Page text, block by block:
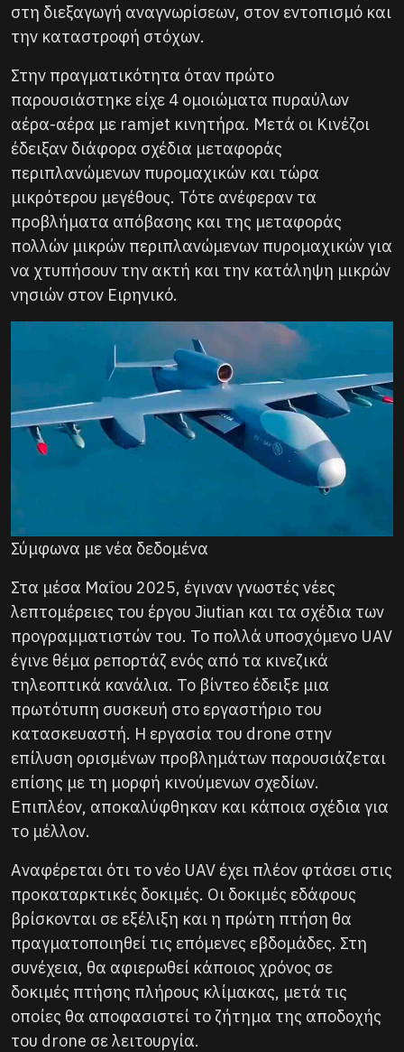
στη διεξαγωγή αναγνωρίσεων, στον εντοπισμό και
την καταστροφή στόχων.
Στην πραγματικότητα όταν πρώτο
παρουσιάστηκε είχε 4 ομοιώματα πυραύλων
αέρα-αέρα με ramjet κινητήρα. Μετά οι Κινέζοι
έδειξαν διάφορα σχέδια μεταφοράς
περιπλανώμενων πυρομαχικών και τώρα
μικρότερου μεγέθους. Τότε ανέφεραν τα
προβλήματα απόβασης και της μεταφοράς
πολλών μικρών περιπλανώμενων πυρομαχικών για
να χτυπήσουν την ακτή και την κατάληψη μικρών
νησιών στον Ειρηνικό.
Σύμφωνα με νέα δεδομένα
Στα μέσα Μαΐου 2025, έγιναν γνωστές νέες
λεπτομέρειες του έργου Jiutian και τα σχέδια των
προγραμματιστών του. Το πολλά υποσχόμενο UAV
έγινε θέμα ρεπορτάζ ενός από τα κινεζικά
τηλεοπτικά κανάλια. Το βίντεο έδειξε μια
πρωτότυπη συσκευή στο εργαστήριο του
κατασκευαστή. Η εργασία του drone στην
επίλυση ορισμένων προβλημάτων παρουσιάζεται
επίσης με τη μορφή κινούμενων σχεδίων.
Επιπλέον, αποκαλύφθηκαν και κάποια σχέδια για
το μέλλον.
Αναφέρεται ότι το νέο UAV έχει πλέον φτάσει στις
προκαταρκτικές δοκιμές. Οι δοκιμές εδάφους
βρίσκονται σε εξέλιξη και η πρώτη πτήση θα
πραγματοποιηθεί τις επόμενες εβδομάδες. Στη
συνέχεια, θα αφιερωθεί κάποιος χρόνος σε
δοκιμές πτήσης πλήρους κλίμακας, μετά τις
οποίες θα αποφασιστεί το ζήτημα της αποδοχής
του drone σε λειτουργία.